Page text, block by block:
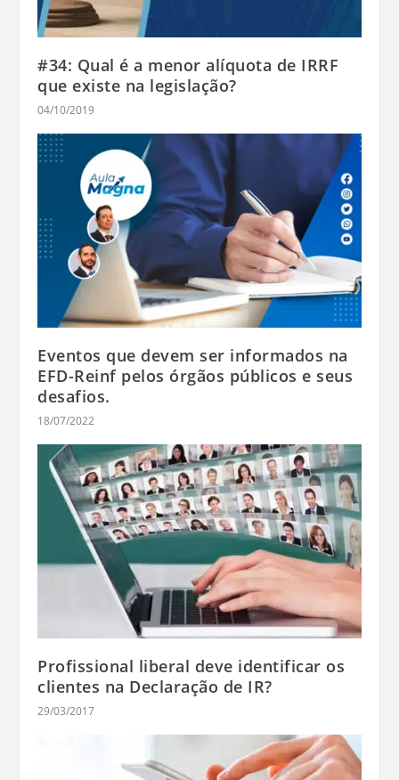
#34: Qual é a menor alíquota de IRRF
que existe na legislação?
04/10/2019
Eventos que devem ser informados na
EFD-Reinf pelos órgãos públicos e seus
desafios.
18/07/2022
Profissional liberal deve identificar os
clientes na Declaração de IR?
29/03/2017